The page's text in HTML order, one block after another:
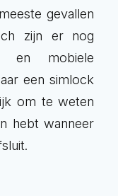
gevallen
zijn er nog
en mobiele
een simlock
om te weten
hebt wanneer